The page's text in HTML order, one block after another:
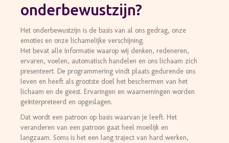
onderbewustzijn?
Het onderbewustzijn is de basis van al ons gedrag, onze
emoties en onze lichamelijke verschijning.
Het bevat alle informatie waarop wij denken, redeneren,
ervaren, voelen, automatisch handelen en ons lichaam zich
presenteert. De programmering vindt plaats gedurende ons
leven en heeft als grootste doel het beschermen van het
lichaam en de geest. Ervaringen en waarnemingen worden
geïnterpreteerd en opgeslagen.
Dat wordt een patroon op basis waarvan je leeft. Het
veranderen van een patroon gaat heel moeilijk en
langzaam. Soms is het een lang traject van hard werken,